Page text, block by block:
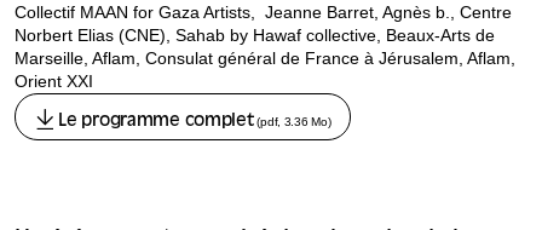
Collectif MAAN for Gaza Artists, Jeanne Barret, Agnès b., Centre
Norbert Elias (CNE), Sahab by Hawaf collective, Beaux-Arts de
Marseille, Aflam, Consulat général de France à Jérusalem, Aflam,
Orient XXI
Le programme complet(pdf, 3.36 Mo)